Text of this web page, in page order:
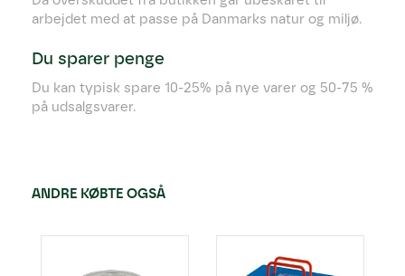
arbejdet med at passe på Danmarks natur og miljø.
Du sparer penge
Du kan typisk spare 10-25% på nye varer og 50-75 %
på udsalgsvarer.
ANDRE KØBTE OGSÅ